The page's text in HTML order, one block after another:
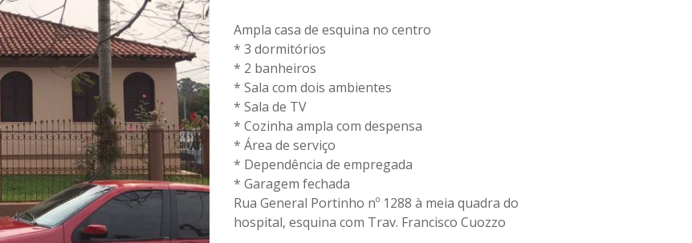
Ampla casa de esquina no centro
* 3 dormitórios
* 2 banheiros
* Sala com dois ambientes
* Sala de TV
* Cozinha ampla com despensa
* Área de serviço
* Dependência de empregada
* Garagem fechada
Rua General Portinho nº 1288 à meia quadra do
hospital, esquina com Trav. Francisco Cuozzo